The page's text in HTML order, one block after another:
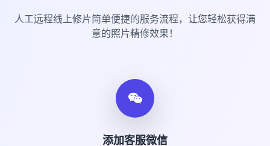
人工远程线上修片简单便捷的服务流程，让您轻松获得满
意的照片精修效果！
添加客服微信